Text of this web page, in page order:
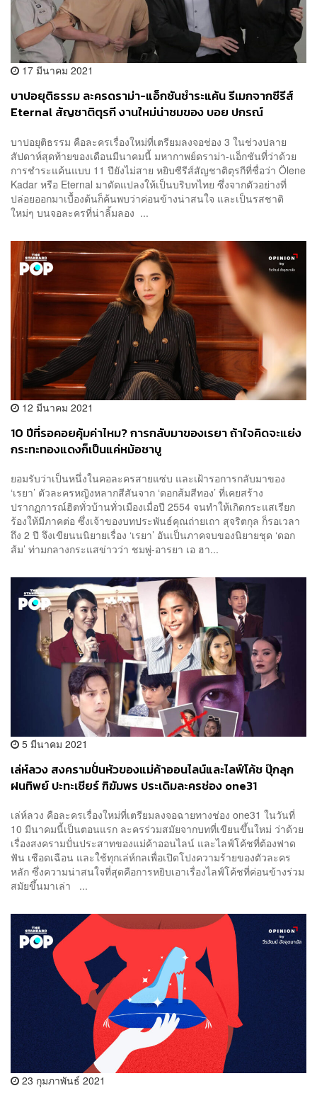
17 มีนาคม 2021
บาปอยุติธรรม ละครดราม่า-แอ็กชันชำระแค้น รีเมกจากซีรีส์
Eternal สัญชาติตุรกี งานใหม่น่าชมของ บอย ปกรณ์
บาปอยุติธรรม คือละครเรื่องใหม่ที่เตรียมลงจอช่อง 3 ในช่วงปลาย
สัปดาห์สุดท้ายของเดือนมีนาคมนี้ มหากาพย์ดราม่า-แอ็กชันที่ว่าด้วย
การชำระแค้นแบบ 11 ปียังไม่สาย หยิบซีรีส์สัญชาติตุรกีที่ชื่อว่า Ölene
Kadar หรือ Eternal มาดัดแปลงให้เป็นบริบทไทย ซึ่งจากตัวอย่างที่
ปล่อยออกมาเบื้องต้นก็ค้นพบว่าค่อนข้างน่าสนใจ และเป็นรสชาติ
ใหม่ๆ บนจอละครที่น่าลิ้มลอง ...
12 มีนาคม 2021
10 ปีที่รอคอยคุ้มค่าไหม? การกลับมาของเรยา ถ้าใจคิดจะแย่ง
กระทะทองแดงก็เป็นแค่หม้อชาบู
ยอมรับว่าเป็นหนึ่งในคอละครสายแซ่บ และเฝ้ารอการกลับมาของ
‘เรยา’ ตัวละครหญิงหลากสีสันจาก ‘ดอกส้มสีทอง’ ที่เคยสร้าง
ปรากฏการณ์ฮิตทั่วบ้านทั่วเมืองเมื่อปี 2554 จนทำให้เกิดกระแสเรียก
ร้องให้มีภาคต่อ ซึ่งเจ้าของบทประพันธ์คุณถ่ายเถา สุจริตกุล ก็รอเวลา
ถึง 2 ปี จึงเขียนนนิยายเรื่อง ‘เรยา’ อันเป็นภาคจบของนิยายชุด ‘ดอก
ส้ม’ ท่ามกลางกระแสข่าวว่า ชมพู่-อารยา เอ ฮา...
5 มีนาคม 2021
เล่ห์ลวง สงครามปั่นหัวของแม่ค้าออนไลน์และไลฟ์โค้ช ปุ๊กลุก
ฝนทิพย์ ปะทะเชียร์ ฑิฆัมพร ประเดิมละครช่อง one31
เล่ห์ลวง คือละครเรื่องใหม่ที่เตรียมลงจอฉายทางช่อง one31 ในวันที่
10 มีนาคมนี้เป็นตอนแรก ละครร่วมสมัยจากบทที่เขียนขึ้นใหม่ ว่าด้วย
เรื่องสงครามปั่นประสาทของแม่ค้าออนไลน์ และไลฟ์โค้ชที่ต้องฟาด
ฟัน เชือดเฉือน และใช้ทุกเล่ห์กลเพื่อเปิดโปงความร้ายของตัวละคร
หลัก ซึ่งความน่าสนใจที่สุดคือการหยิบเอาเรื่องไลฟ์โค้ชที่ค่อนข้างร่วม
สมัยขึ้นมาเล่า ...
23 กุมภาพันธ์ 2021